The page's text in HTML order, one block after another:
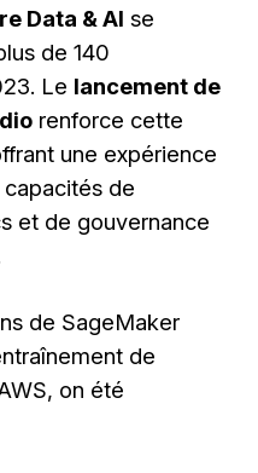
Data & AI se
de 140
Le lancement de
renforce cette
une expérience
de
et de gouvernance
de SageMaker
de
on été